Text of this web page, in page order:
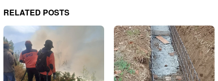
RELATED POSTS